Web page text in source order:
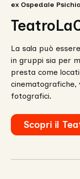
ex Ospedale
La sala può
in gruppi sia per
presta come
cinematografiche,
fotografici.
Scopri il